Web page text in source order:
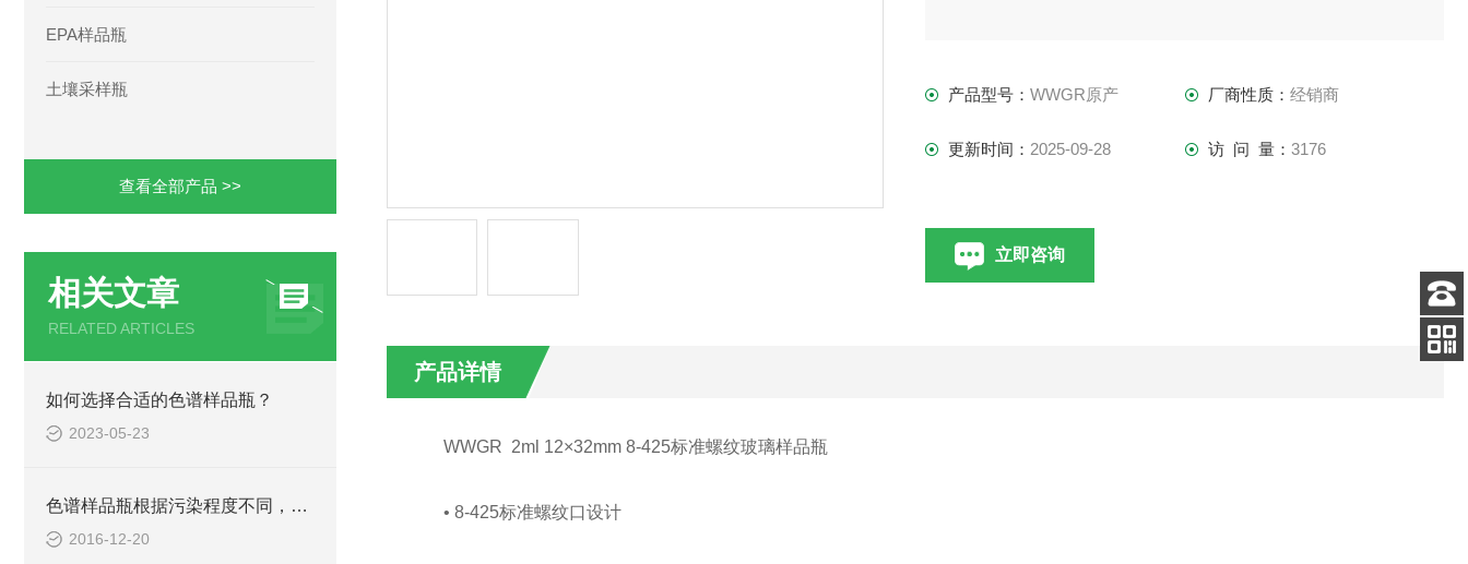
EPA样品瓶
土壤采样瓶
查看全部产品 >>
相关文章
RELATED ARTICLES
如何选择合适的色谱样品瓶？
2023-05-23
色谱样品瓶根据污染程度不同，清洗方法也不同
2016-12-20
产品型号：WWGR原产 厂商性质： 经销商
更新时间： 2025-09-28 访 问 量： 3176
立即咨询
产品详情
WWGR 2ml 12×32mm 8-425标准螺纹玻璃样品瓶
• 8-425标准螺纹口设计
客服
电话